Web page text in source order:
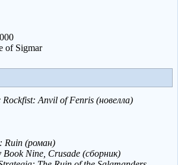
of Sigmar
Anvil of Fenris (новелла)
Ruin (роман)
Nine, Crusade (сборник)